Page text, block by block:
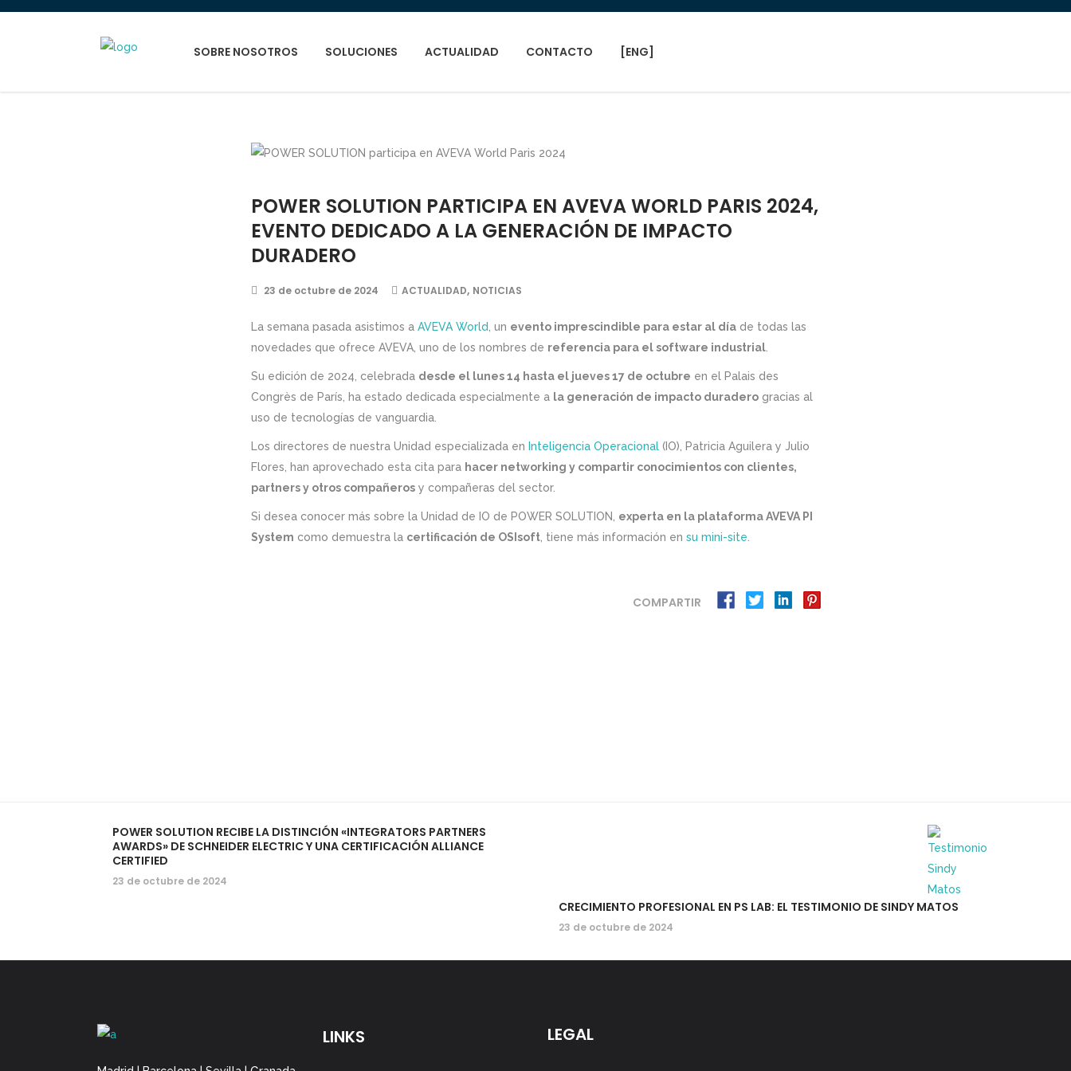
SOBRE NOSOTROS SOLUCIONES ACTUALIDAD CONTACTO [ENG]
POWER SOLUTION PARTICIPA EN AVEVA WORLD PARIS 2024,
EVENTO DEDICADO A LA GENERACIÓN DE IMPACTO
DURADERO
23 de octubre de 2024 ACTUALIDAD, NOTICIAS
La semana pasada asistimos a AVEVA World , un evento imprescindible para estar al díade todas las
novedades que ofrece AVEVA, uno de los nombres de referencia para el software industrial.
Su edición de 2024, celebrada desde el lunes 14 hasta el jueves 17 de octubre en el Palais des
Congrès de París, ha estado dedicada especialmente a la generación de impacto duraderogracias al
uso de tecnologías de vanguardia.
Los directores de nuestra Unidad especializada en Inteligencia Operacional(IO), Patricia Aguilera y Julio
Flores, han aprovechado esta cita para hacer networking y compartir conocimientos con clientes,
partners y otros compañerosy compañeras del sector.
Si desea conocer más sobre la Unidad de IO de POWER SOLUTION, experta en la plataforma AVEVA PI
System como demuestra la certificación de OSIsoft, tiene más información en su mini-site
COMPARTIR
POWER SOLUTION RECIBE LA DISTINCIÓN «INTEGRATORS PARTNERS
AWARDS» DE SCHNEIDER ELECTRIC Y UNA CERTIFICACIÓN ALLIANCE
CERTIFIED
23 de octubre de 2024
CRECIMIENTO PROFESIONAL EN PS LAB: EL TESTIMONIO DE SINDY MATOS
23 de octubre de 2024
LINKS LEGAL